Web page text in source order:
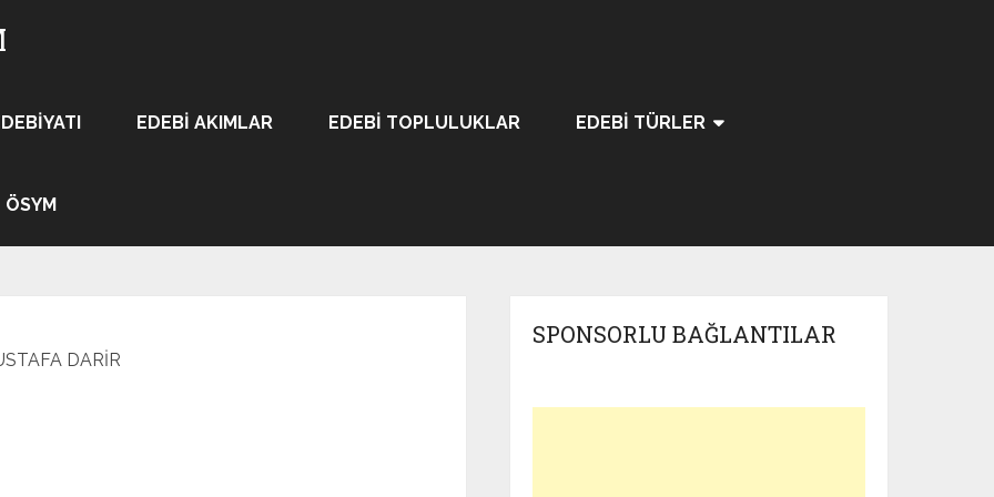
EDEBI AKIMLAR EDEBI TOPLULUKLAR EDEBI TÜRLER
ÖSYM
DARİR
SPONSORLU BAĞLANTILAR